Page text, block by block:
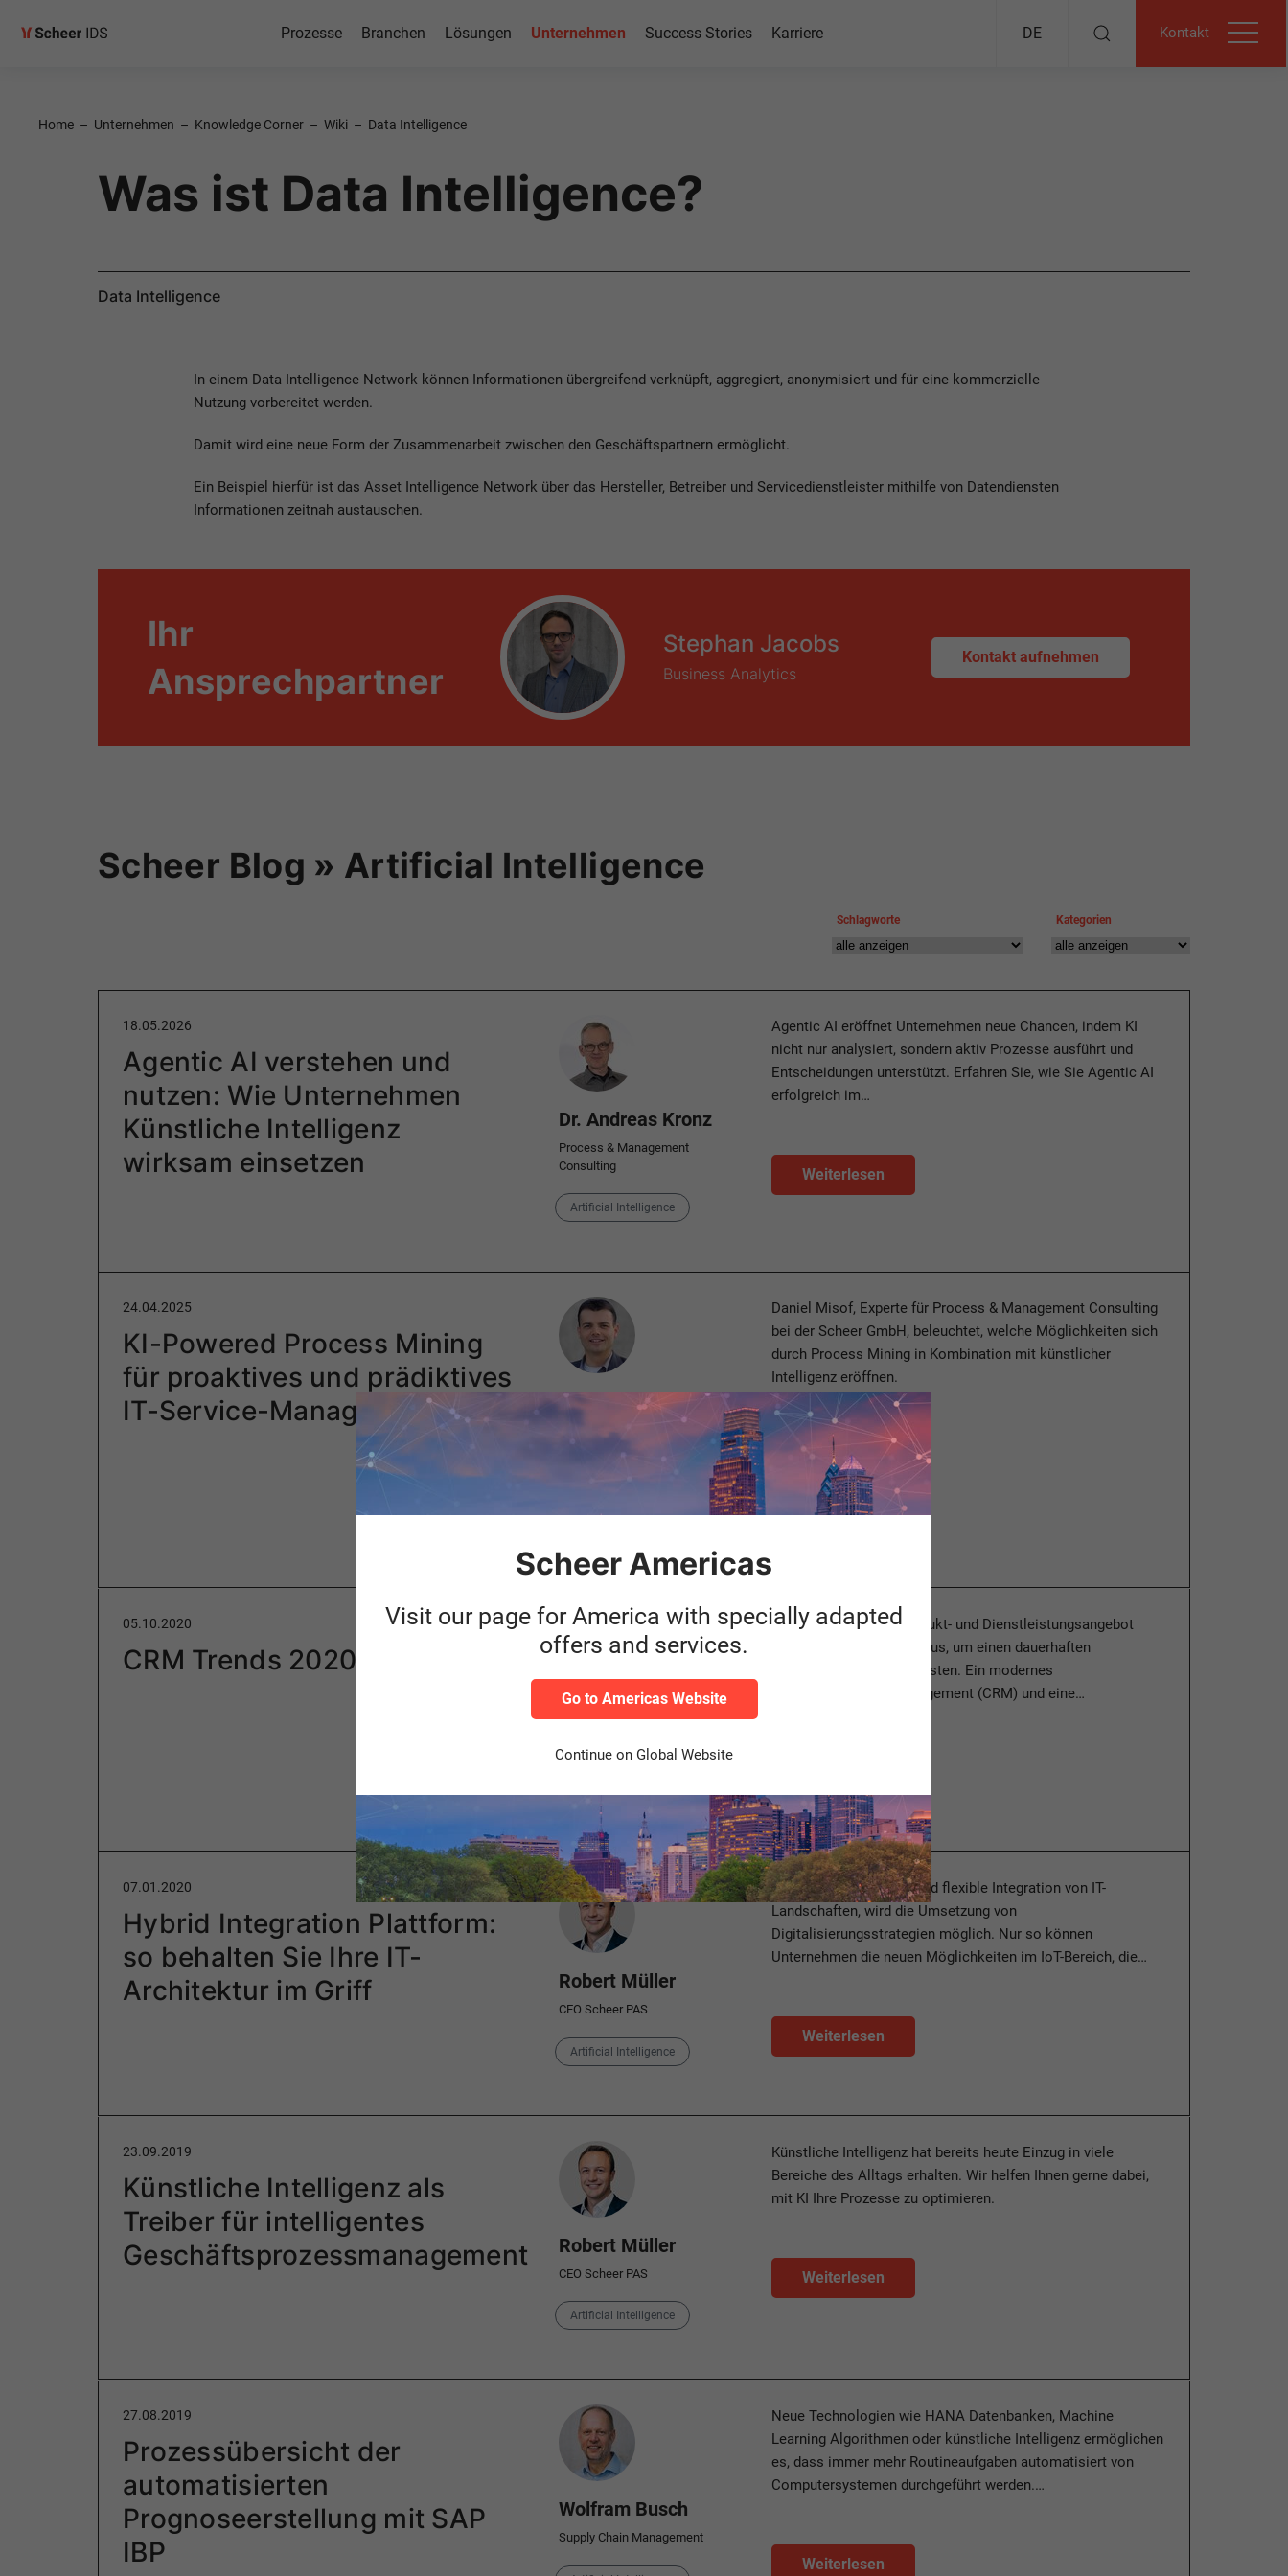
Prozesse Branchen Lösungen Unternehmen Success Stories Karriere DE Kontakt
Home – Unternehmen – Knowledge Corner – Wiki – Data Intelligence
Was ist Data Intelligence?
Data Intelligence
In einem Data Intelligence Network können Informationen übergreifend verknüpft, aggregiert, anonymisiert und für eine kommerzielle
Nutzung vorbereitet werden.
Damit wird eine neue Form der Zusammenarbeit zwischen den Geschäftspartnern ermöglicht.
Ein Beispiel hierfür ist das Asset Intelligence Network über das Hersteller, Betreiber und Servicedienstleister mithilfe von Datendiensten
Informationen zeitnah austauschen.
Ihr
Ansprechpartner
Stephan Jacobs
Business Analytics
Kontakt aufnehmen
Scheer Blog » Artificial Intelligence
Schlagworte Kategorien
18.05.2026
Agentic AI verstehen und
nutzen: Wie Unternehmen
Künstliche Intelligenz
wirksam einsetzen
Author
Dr. Andreas Kronz
Process & Management
Consulting
Category
Artificial Intelligence
Agentic AI eröffnet Unternehmen neue Chancen, indem KI
nicht nur analysiert, sondern aktiv Prozesse ausführt und
Entscheidungen unterstützt. Erfahren Sie, wie Sie Agentic AI
erfolgreich im…
Weiterlesen
24.04.2025
KI-Powered Process Mining
für proaktives und prädiktives
IT-Service-Management
Author
Daniel Misof
Process & Management
Consulting
Daniel Misof, Experte für Process & Management Consulting
bei der Scheer GmbH, beleuchtet, welche Möglichkeiten sich
durch Process Mining in Kombination mit künstlicher
Intelligenz eröffnen.
Weiterlesen
05.10.2020
CRM Trends 2020 bis 2022
Author
Joachim Becker
Sales & Customer Experience
Ein hervorragendes Produkt- und Dienstleistungsangebot
reicht heute nicht mehr aus, um einen dauerhaften
Markterfolg zu gewährleisten. Ein modernes
Kundenbeziehungsmanagement (CRM) und eine…
07.01.2020
Hybrid Integration Plattform:
so behalten Sie Ihre IT-
Architektur im Griff
Author
Robert Müller
CEO Scheer PAS
Category
Artificial Intelligence
Erst durch Intelligente und flexible Integration von IT-
Landschaften, wird die Umsetzung von
Digitalisierungsstrategien möglich. Nur so können
Unternehmen die neuen Möglichkeiten im IoT-Bereich, die…
Weiterlesen
23.09.2019
Künstliche Intelligenz als
Treiber für intelligentes
Geschäftsprozessmanagement
Author
Robert Müller
CEO Scheer PAS
Category
Artificial Intelligence
Künstliche Intelligenz hat bereits heute Einzug in viele
Bereiche des Alltags erhalten. Wir helfen Ihnen gerne dabei,
mit KI Ihre Prozesse zu optimieren.
Weiterlesen
27.08.2019
Prozessübersicht der
automatisierten
Prognoseerstellung mit SAP
IBP
Author
Wolfram Busch
Supply Chain Management
Neue Technologien wie HANA Datenbanken, Machine
Learning Algorithmen oder künstliche Intelligenz ermöglichen
es, dass immer mehr Routineaufgaben automatisiert von
Computersystemen durchgeführt werden.…
Weiterlesen
Scheer Americas
Visit our page for America with specially adapted
offers and services.
Go to Americas Website
Continue on Global Website